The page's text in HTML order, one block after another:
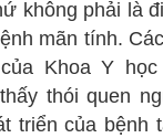
không phải là
mãn tính.
Khoa Y học
thói quen
triển của bệnh